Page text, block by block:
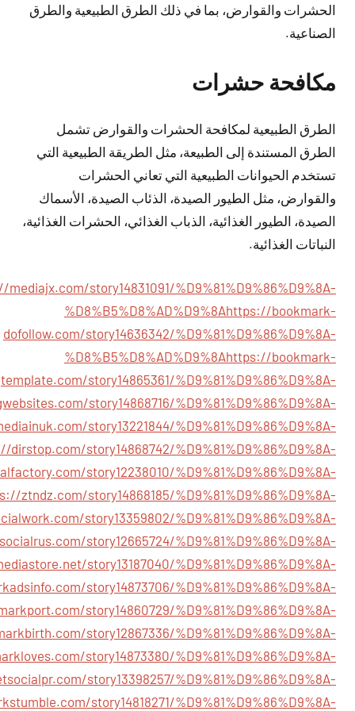
الحشرات والقوارض، بما في ذلك الطرق الطبيعية والطرق
الصناعية.
مكافحة حشرات
الطرق الطبيعية لمكافحة الحشرات والقوارض تشمل
الطرق المستندة إلى الطبيعة، مثل الطريقة الطبيعية التي
تستخدم الحيوانات الطبيعية التي تعاني الحشرات
والقوارض، مثل الطيور الصيدة، الذئاب الصيدة، الأسماك
الصيدة، الطيور الغذائية، الذباب الغذائي، الحشرات الغذائية،
النباتات الغذائية.
story14831091/%D9%81%D9%86%D9%8A-
%D8%B5%D8%AD%D9%8Ahttps://bookmark-
dofollow.com/story14636342/%D9%81%D9%86%D9%8A-
%D8%B5%D8%AD%D9%8Ahttps://bookmark-
template.com/story14865361/%D9%81%D9%86%D9%8A-
story14868716/%D9%81%D9%86%D9%8A-
story13221844/%D9%81%D9%86%D9%8A-
dirstop.com/story14868742/%D9%81%D9%86%D9%8A-
story12238010/%D9%81%D9%86%D9%8A-
ztndz.com/story14868185/%D9%81%D9%86%D9%8A-
story13359802/%D9%81%D9%86%D9%8A-
story12665724/%D9%81%D9%86%D9%8A-
story13187040/%D9%81%D9%86%D9%8A-
story14873706/%D9%81%D9%86%D9%8A-
story14860729/%D9%81%D9%86%D9%8A-
story12867336/%D9%81%D9%86%D9%8A-
story14873380/%D9%81%D9%86%D9%8A-
story13398257/%D9%81%D9%86%D9%8A-
story14818271/%D9%81%D9%86%D9%8A-